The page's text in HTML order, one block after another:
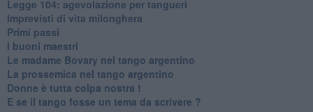
Legge 104: agevolazione per tangueri
Imprevisti di vita milonghera
Primi passi
I buoni maestri
Le madame Bovary nel tango argentino
La prossemica nel tango argentino
Donne è tutta colpa nostra !
E se il tango fosse un tema da scrivere ?